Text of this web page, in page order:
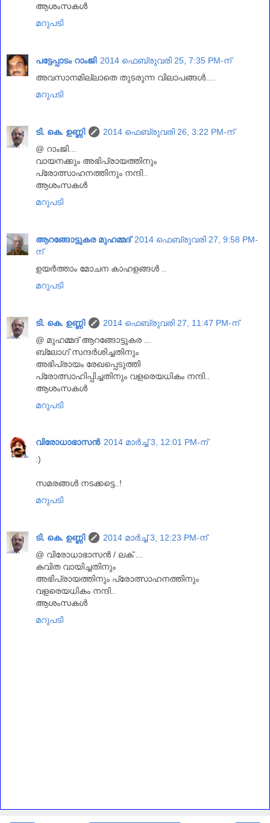
ആശംസകള്‍
മറുപടി
പട്ടേപ്പാടം റാംജി 2014 ഫെബ്രുവരി 25, 7:35 PM-ന്
അവസാനമില്ലാതെ തുടരുന്ന വിലാപങ്ങള്‍....
മറുപടി
ടി. കെ. ഉണ്ണി
2014 ഫെബ്രുവരി 26, 3:22 PM-ന്
@ റാംജി...
വായനക്കും അഭിപ്രായത്തിനും
പ്രോത്സാഹനത്തിനും നന്ദി..
ആശംസകള്‍
മറുപടി
ആറങ്ങോട്ടുകര മുഹമ്മദ്‌ 2014 ഫെബ്രുവരി 27, 9:58 PM-
ന്
ഉയര്‍ത്താം മോചന കാഹളങ്ങള്‍ ..
മറുപടി
ടി. കെ. ഉണ്ണി
2014 ഫെബ്രുവരി 27, 11:47 PM-ന്
@ മുഹമ്മദ്‌ ആറങ്ങോട്ടുകര ...
ബ്ലോഗ്‌ സന്ദര്‍ശിച്ചതിനും
അഭിപ്രായം രേഖപ്പെടുത്തി
പ്രോത്സാഹിപ്പിച്ചതിനും വളരെയധികം നന്ദി..
ആശംസകള്‍
മറുപടി
വിരോധാഭാസന്‍ 2014 മാർച്ച് 3, 12:01 PM-ന്
:)
സമരങ്ങള്‍ നടക്കട്ടെ..!
മറുപടി
ടി. കെ. ഉണ്ണി
2014 മാർച്ച് 3, 12:23 PM-ന്
@ വിരോധാഭാസന്‍ / ലക് ...
കവിത വായിച്ചതിനും
അഭിപ്രായത്തിനും പ്രോത്സാഹനത്തിനും
വളരെയധികം നന്ദി..
ആശംസകള്‍
മറുപടി